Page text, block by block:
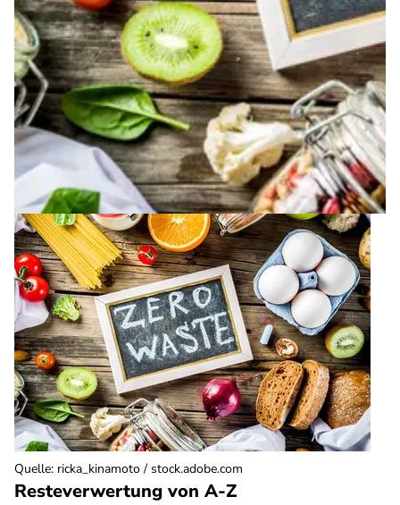
Resteverwertung von A-Z
Quelle: ricka_kinamoto / stock.adobe.com